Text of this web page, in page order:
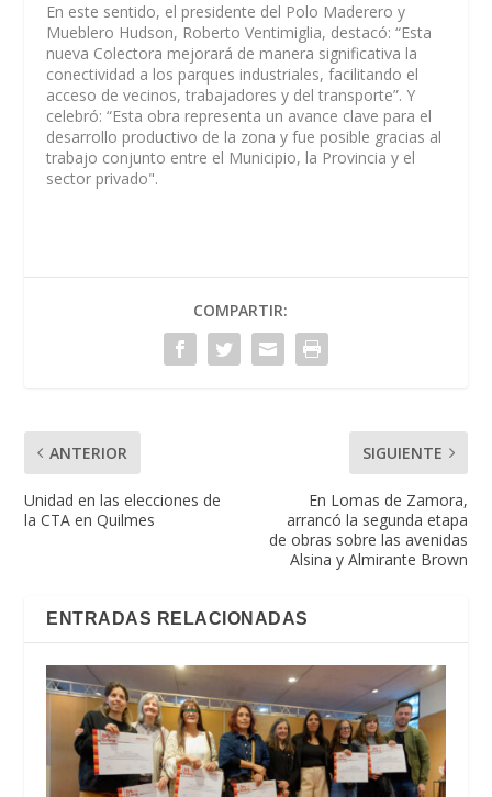
En este sentido, el presidente del Polo Maderero y
Mueblero Hudson, Roberto Ventimiglia, destacó: “Esta
nueva Colectora mejorará de manera significativa la
conectividad a los parques industriales, facilitando el
acceso de vecinos, trabajadores y del transporte”. Y
celebró: “Esta obra representa un avance clave para el
desarrollo productivo de la zona y fue posible gracias al
trabajo conjunto entre el Municipio, la Provincia y el
sector privado".
COMPARTIR:
ANTERIOR
Unidad en las elecciones de
la CTA en Quilmes
SIGUIENTE
En Lomas de Zamora,
arrancó la segunda etapa
de obras sobre las avenidas
Alsina y Almirante Brown
ENTRADAS RELACIONADAS